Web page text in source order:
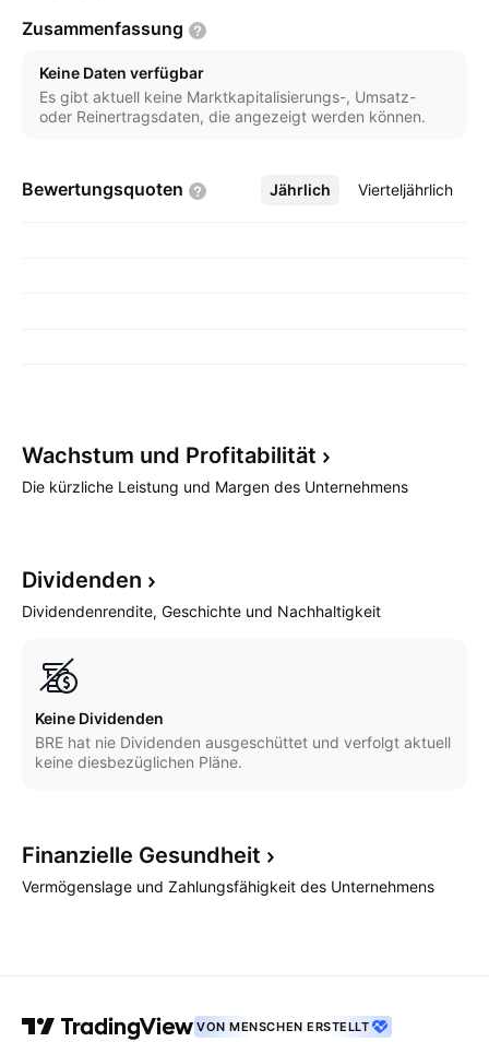
Zusammenfassung
Keine Daten verfügbar
Es gibt aktuell keine Marktkapitalisierungs-, Umsatz-
oder Reinertragsdaten, die angezeigt werden können.
Bewertungsquoten Jährlich Vierteljährlich
Mehr
Wachstum und Profitabilität
Die kürzliche Leistung und Margen des Unternehmens
Dividenden
Dividendenrendite, Geschichte und Nachhaltigkeit
Keine Dividenden
BRE hat nie Dividenden ausgeschüttet und verfolgt aktuell
keine diesbezüglichen Pläne.
Finanzielle Gesundheit
Vermögenslage und Zahlungsfähigkeit des Unternehmens
VON MENSCHEN ERSTELLT